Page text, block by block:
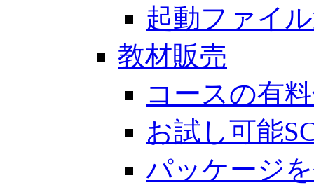
起動ファイ
教材販売
コースの有
お試し可能
パッケージ